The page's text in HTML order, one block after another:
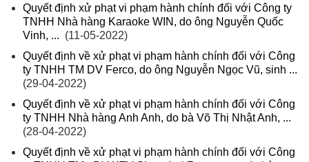
Quyết định xử phạt vi phạm hành chính đối với Công ty
TNHH Nhà hàng Karaoke WIN, do ông Nguyễn Quốc
Vinh, ... (11-05-2022)
Quyết định về xử phạt vi phạm hành chính đối với Công
ty TNHH TM DV Ferco, do ông Nguyễn Ngọc Vũ, sinh ...
(29-04-2022)
Quyết định về xử phạt vi phạm hành chính đối với Công
ty TNHH Nhà hàng Anh Anh, do bà Võ Thị Nhật Anh, ...
(28-04-2022)
Quyết định về xử phạt vi phạm hành chính đối với Công